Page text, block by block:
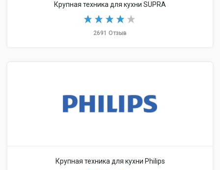
Крупная техника для кухни SUPRA
2691 Отзыв
Крупная техника для кухни Philips